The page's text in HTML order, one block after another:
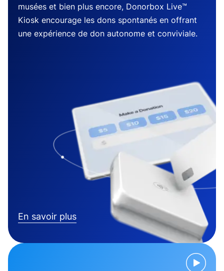
musées et bien plus encore, Donorbox Live™
Kiosk encourage les dons spontanés en offrant
une expérience de don autonome et conviviale.
En savoir plus